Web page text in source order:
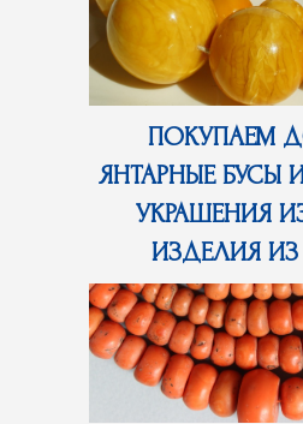
ПОКУПАЕМ
ЯНТАРНЫЕ БУСЫ
УКРАШЕНИЯ
ИЗДЕЛИЯ ИЗ